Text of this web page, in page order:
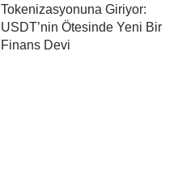
Tokenizasyonuna Giriyor:
USDT’nin Ötesinde Yeni Bir
Finans Devi